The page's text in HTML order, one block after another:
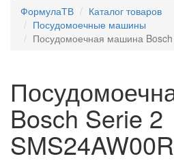
ФормулаТВ
Каталог товаров
Посудомоечные машины
Посудомоечная машина
Bosch Serie 2
SMS24AW00R